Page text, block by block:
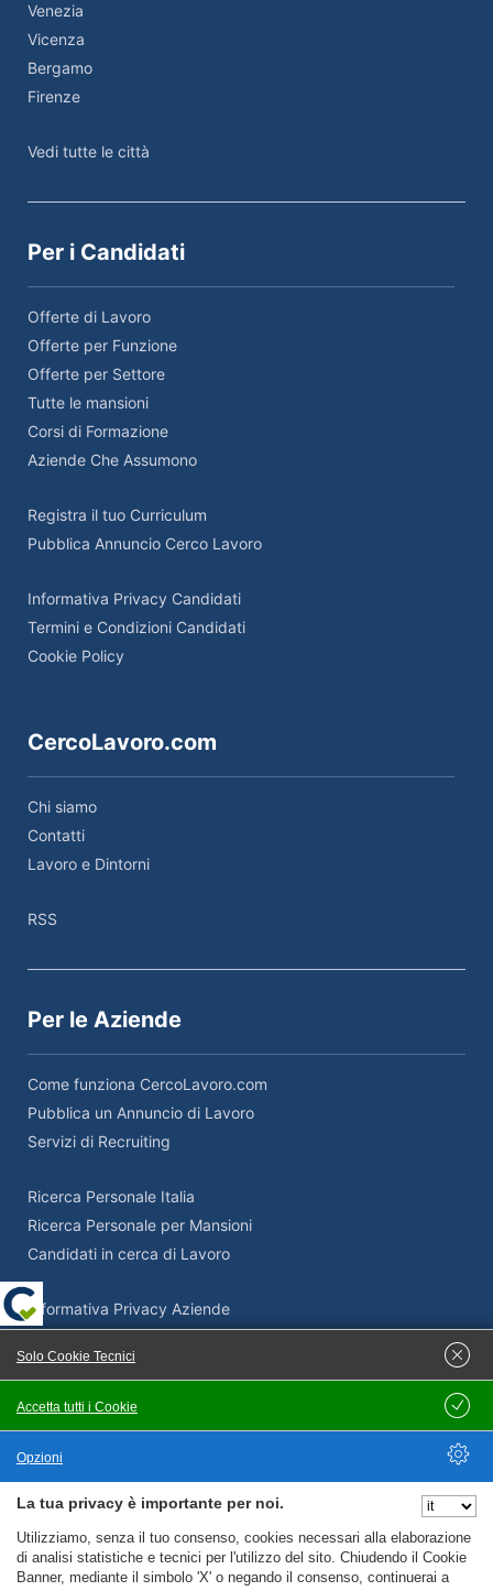
Venezia
Vicenza
Bergamo
Firenze
Vedi tutte le città
Per i Candidati
Offerte di Lavoro
Offerte per Funzione
Offerte per Settore
Tutte le mansioni
Corsi di Formazione
Aziende Che Assumono
Registra il tuo Curriculum
Pubblica Annuncio Cerco Lavoro
Informativa Privacy Candidati
Termini e Condizioni Candidati
Cookie Policy
CercoLavoro.com
Chi siamo
Contatti
Lavoro e Dintorni
RSS
Per le Aziende
Come funziona CercoLavoro.com
Pubblica un Annuncio di Lavoro
Servizi di Recruiting
Ricerca Personale Italia
Ricerca Personale per Mansioni
Candidati in cerca di Lavoro
Informativa Privacy Aziende
Adempimenti Privacy Aziende
Come pubblicare un’offerta di lavoro su Cercolavoro.com
Servizi Privacy
La tua privacy è importante per noi.
Utilizziamo, senza il tuo consenso, cookies necessari alla elaborazione
di analisi statistiche e tecnici per l'utilizzo del sito. Chiudendo il Cookie
Banner, mediante il simbolo 'X' o negando il consenso, continuerai a
Accetta tutti i Cookie
Solo Cookie Tecnici
Salva
Opzioni
Nascondi Opzioni